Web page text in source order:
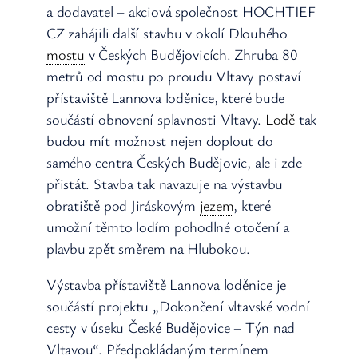
a dodavatel – akciová společnost HOCHTIEF
CZ zahájili další stavbu v okolí Dlouhého
mostu v Českých Budějovicích. Zhruba 80
metrů od mostu po proudu Vltavy postaví
přístaviště Lannova loděnice, které bude
součástí obnovení splavnosti Vltavy. Lodě tak
budou mít možnost nejen doplout do
samého centra Českých Budějovic, ale i zde
přistát. Stavba tak navazuje na výstavbu
obratiště pod Jiráskovým jezem, které
umožní těmto lodím pohodlné otočení a
plavbu zpět směrem na Hlubokou.
Výstavba přístaviště Lannova loděnice je
součástí projektu „Dokončení vltavské vodní
cesty v úseku České Budějovice – Týn nad
Vltavou“. Předpokládaným termínem